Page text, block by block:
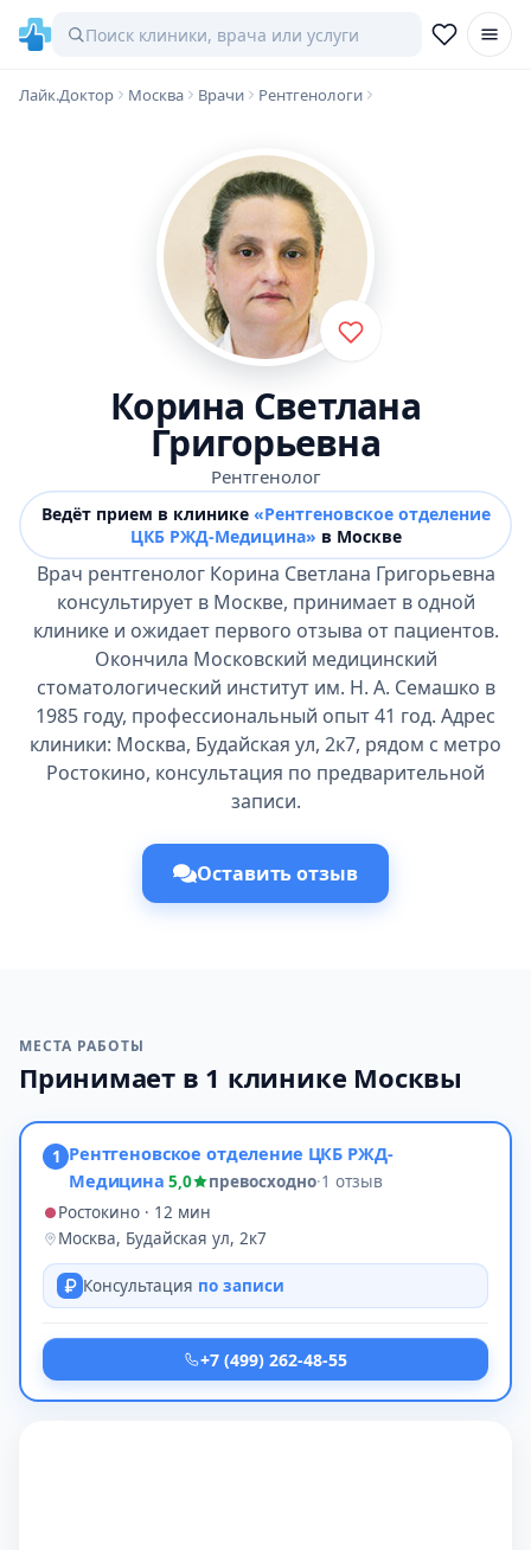
Лайк.Доктор Москва Врачи Рентгенологи
Корина Светлана
Григорьевна
Рентгенолог
Ведёт прием в клинике «Рентгеновское отделение
ЦКБ РЖД-Медицина» в Москве
Врач рентгенолог Корина Светлана Григорьевна
консультирует в Москве, принимает в одной
клинике и ожидает первого отзыва от пациентов.
Окончила Московский медицинский
стоматологический институт им. Н. А. Семашко в
1985 году, профессиональный опыт 41 год. Адрес
клиники: Москва, Будайская ул, 2к7, рядом с метро
Ростокино, консультация по предварительной
записи.
Оставить отзыв
МЕСТА РАБОТЫ
Принимает в 1 клинике Москвы
1 Рентгеновское отделение ЦКБ РЖД-
Медицина 5,0 превосходно·1 отзыв
Ростокино · 12 мин
Москва, Будайская ул, 2к7
Консультация по записи
+7 (499) 262-48-55